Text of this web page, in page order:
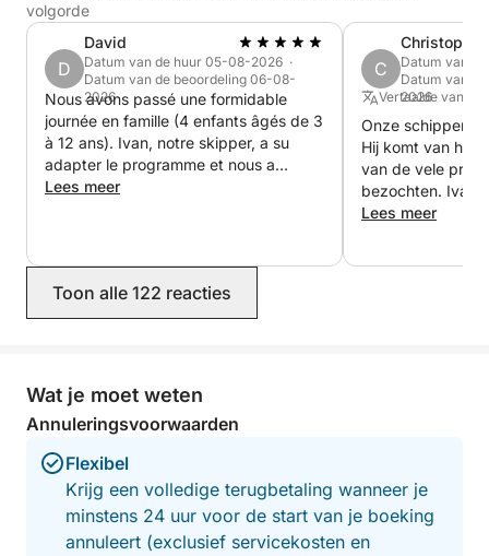
Deze privéboottocht van een halve dag is de
perfecte manier om de schoonheid van de Elafiti-
eilanden te ontdekken. Avontuur, ontspanning en
adembenemende uitzichten vormen samen een
onvergetelijke ervaring.
**De brandstofkosten voor een tocht van een halve
dag bedragen € 150 en dienen na afloop contant te
**LET OP**
Bij meer dan 6 passagiers wordt de snelheid van de
volgorde
D
David
Datum van de huur 05-08-2026 ·
Datum van de beoordeling 06-08-
2026
Nous avons passé une formidable
journée en famille (4 enfants âgés de 3
à 12 ans). Ivan, notre skipper, a su
adapter le programme et nous a
emmené dans des endroits
Lees meer
C
Christopher
Datum van
Datum van
2026
Vertaalde vanuit
Onze schipper
Hij komt van het
van de vele
bezochten. Ivan
tocht
bewees. Dat
in schril contrast
met Ivan.
Lees meer
Toon alle 122 reacties
Wat je moet weten
Annuleringsvoorwaarden
Flexibel
Krijg een volledige terugbetaling wanneer je
minstens 24 uur voor de start van je boeking
annuleert (exclusief servicekosten en